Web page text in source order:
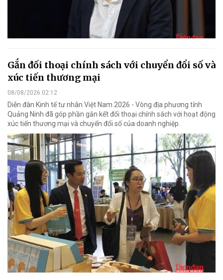
Gắn đối thoại chính sách với chuyển đổi số và
xúc tiến thương mại
08/08/2026 02:12
Diễn đàn Kinh tế tư nhân Việt Nam 2026 - Vòng địa phương tỉnh
Quảng Ninh đã góp phần gắn kết đối thoại chính sách với hoạt động
xúc tiến thương mại và chuyển đổi số của doanh nghiệp.